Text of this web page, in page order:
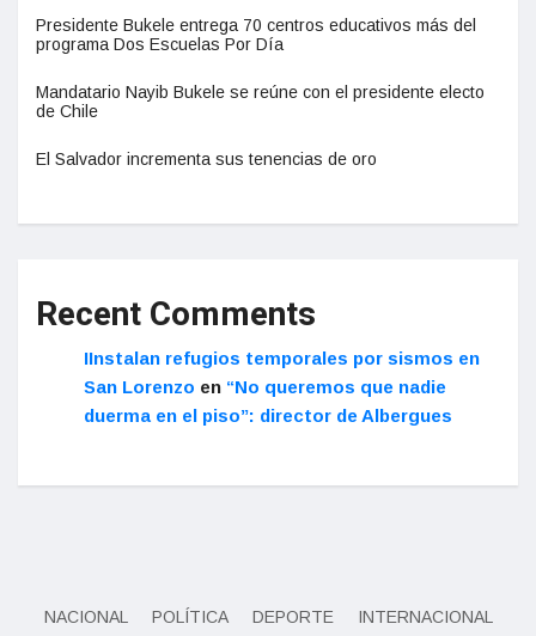
Presidente Bukele entrega 70 centros educativos más del
programa Dos Escuelas Por Día
Mandatario Nayib Bukele se reúne con el presidente electo
de Chile
El Salvador incrementa sus tenencias de oro
Recent Comments
IInstalan refugios temporales por sismos en
San Lorenzo en “No queremos que nadie
duerma en el piso”: director de Albergues
NACIONAL POLÍTICA DEPORTE INTERNACIONAL